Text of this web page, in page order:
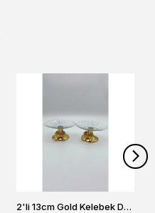
2'li 13cm Gold Kelebek Detaylı Metal Ayaklı Cam Lokumluk , Sunumluk , Şekerlik, Çerezlik